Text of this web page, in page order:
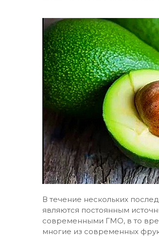
В течение нескольких
являются постоянным
современными ГМО, в то
многие из современных